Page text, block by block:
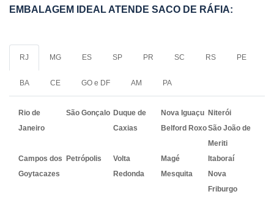
EMBALAGEM IDEAL ATENDE SACO DE RÁFIA:
RJ MG ES SP PR SC RS PE
BA CE GO e DF AM PA
Rio de
Janeiro
São Gonçalo Duque de
Caxias
Nova Iguaçu Niterói
Belford RoxoSão João de
Meriti
Campos dos
Goytacazes
Petrópolis
Volta
Redonda
Magé
Itaboraí
Mesquita
Nova
Friburgo